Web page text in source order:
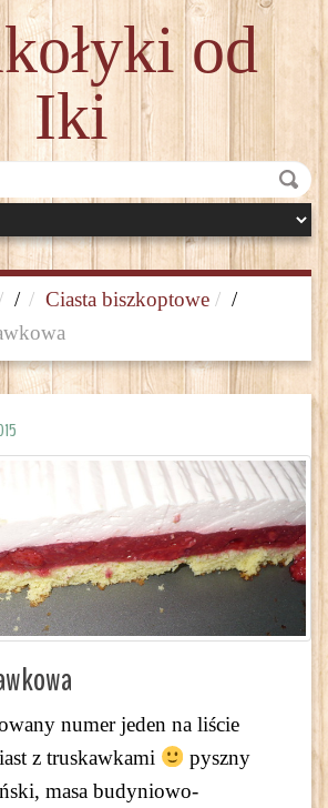
od
Iki
/ Ciasta biszkoptowe
/
numer jeden na liście
z truskawkami
pyszny
masa budyniowo-